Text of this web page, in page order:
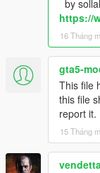
by
https://
16 Tháng
gta5-
This file
this file
report it.
15 Tháng